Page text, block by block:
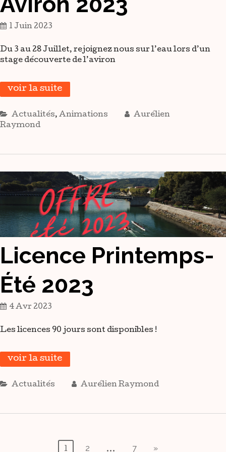
1 Juin 2023
Du 3 au 28 Juillet, rejoignez nous sur l’eau lors d’un
stage découverte de l’aviron
voir la suite
Actualités, Animations
Aurélien
Raymond
Licence Printemps-
Été 2023
4 Avr 2023
Les licences 90 jours sont disponibles !
voir la suite
Actualités Aurélien Raymond
1 2 … 7 »